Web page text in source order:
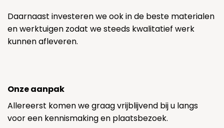
Daarnaast investeren we ook in de beste materialen
en werktuigen zodat we steeds kwalitatief werk
kunnen afleveren.
Onze aanpak
Allereerst komen we graag vrijblijvend bij u langs
voor een kennismaking en plaatsbezoek.